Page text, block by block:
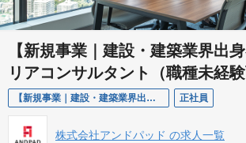
【新規事業｜建設・建築業界出
リアコンサルタント（職種未経験
【新規事業｜建設・建築業界出身者歓迎】キャリアコンサルタント（職種未経験可） 正社員
株式会社アンドパッド の求人一覧